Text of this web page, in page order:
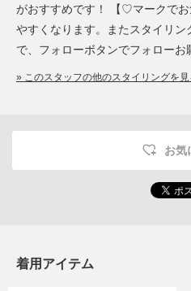
がおすすめです！ 【♡マークで
やすくなります。またスタイリ
で、フォローボタンでフォローお
» このスタッフの他のスタイリングを見
お気
着用アイテム